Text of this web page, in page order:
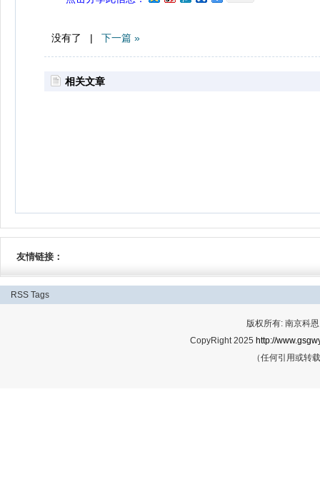
没有了 | 下一篇 »
相关文章
友情链接：
RSS Tags
版权所有: 南京科
CopyRight 2025 http://
（任何引用或转